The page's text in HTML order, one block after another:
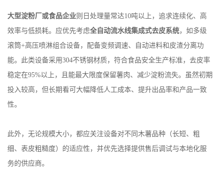
大型淀粉厂或食品企业则日处理量常达10吨以上，追求连续化、高
效率与低损耗。应优先考虑全自动流水线集成式去皮系统，如多级
滚筒+高压喷淋组合设备，配备变频调速、自动进料和皮渣分离功
能。此类设备采用304不锈钢材质，符合食品安全生产标准，去皮率
稳定在95%以上，且能最大限度保留薯肉、减少淀粉流失。虽然初期
投入较高，但长期看可大幅降低人工成本、提升出品率和产品一致
性。
此外，无论规模大小，都应关注设备对不同木薯品种（长短、粗
细、表皮粗糙度）的适应性，并优先选择提供售后调试与本地化服
务的供应商。